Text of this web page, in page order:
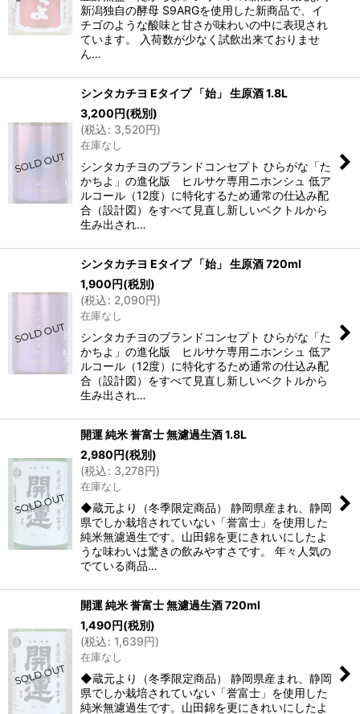
新潟独自の酵母 S9ARGを使用した新商品で、イ
チゴのような酸味と甘さが味わいの中に表現され
ています。 入荷数が少なく試飲出来ておりませ
ん…
シンタカチヨ Eタイプ 「始」 生原酒 1.8L
3,200円(税別)
(税込: 3,520円)
在庫なし
シンタカチヨのブランドコンセプト ひらがな「た
かちよ」の進化版 ヒルサケ専用ニホンシュ 低ア
ルコール（12度）に特化するため通常の仕込み配
合（設計図）をすべて見直し新しいベクトルから
生み出され…
シンタカチヨ Eタイプ 「始」 生原酒 720ml
1,900円(税別)
(税込: 2,090円)
在庫なし
シンタカチヨのブランドコンセプト ひらがな「た
かちよ」の進化版 ヒルサケ専用ニホンシュ 低ア
ルコール（12度）に特化するため通常の仕込み配
合（設計図）をすべて見直し新しいベクトルから
生み出され…
開運 純米 誉富士 無濾過生酒 1.8L
2,980円(税別)
(税込: 3,278円)
在庫なし
◆蔵元より（冬季限定商品） 静岡県産まれ、静岡
県でしか栽培されていない「誉富士」を使用した
純米無濾過生です。山田錦を更にきれいにしたよ
うな味わいは驚きの飲みやすさです。 年々人気の
でている商品…
開運 純米 誉富士 無濾過生酒 720ml
1,490円(税別)
(税込: 1,639円)
在庫なし
◆蔵元より（冬季限定商品） 静岡県産まれ、静岡
県でしか栽培されていない「誉富士」を使用した
純米無濾過生です。山田錦を更にきれいにしたよ